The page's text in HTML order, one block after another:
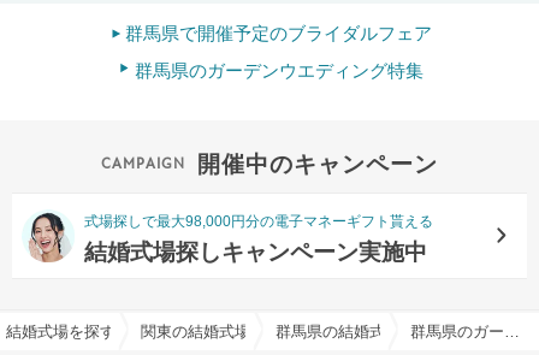
群馬県で開催予定のブライダルフェア
群馬県のガーデンウエディング特集
開催中のキャンペーン
式場探しで最大98,000円分の電子マネーギフト貰える
結婚式場探しキャンペーン実施中
結婚式場を探すならハナユメ
関東の結婚式場 群馬県の結婚式場 群馬県のガーデンウエディングでおすすめの結婚式場・挙式会場一覧